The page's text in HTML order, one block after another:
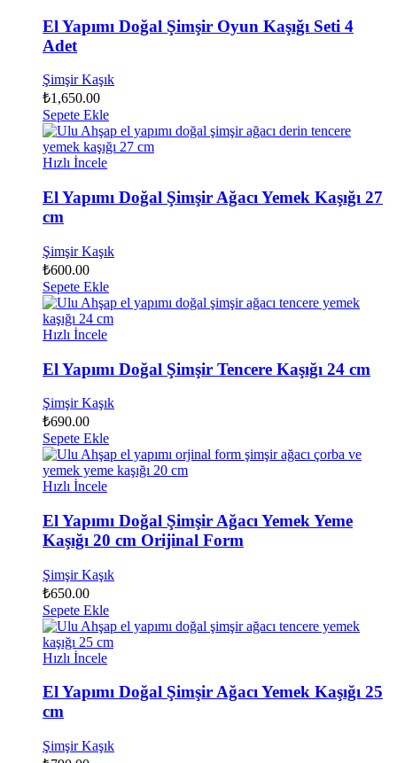
El Yapımı Doğal Şimşir Oyun Kaşığı Seti 4
Adet
Şimşir Kaşık
₺1,650.00
Sepete Ekle
Hızlı İncele
El Yapımı Doğal Şimşir Ağacı Yemek Kaşığı 27
cm
Şimşir Kaşık
₺600.00
Sepete Ekle
Hızlı İncele
El Yapımı Doğal Şimşir Tencere Kaşığı 24 cm
Şimşir Kaşık
₺690.00
Sepete Ekle
Hızlı İncele
El Yapımı Doğal Şimşir Ağacı Yemek Yeme
Kaşığı 20 cm Orijinal Form
Şimşir Kaşık
₺650.00
Sepete Ekle
Hızlı İncele
El Yapımı Doğal Şimşir Ağacı Yemek Kaşığı 25
cm
Şimşir Kaşık